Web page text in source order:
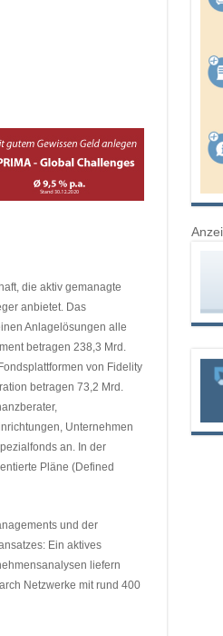
die aktiv gemanagte
anbietet. Das
Anlagelösungen alle
betragen 238,3 Mrd.
von Fidelity
betragen 73,2 Mrd.
Unternehmen
an. In der
Pläne (Defined
und der
Ein aktives
liefern
Netzwerke mit rund 400